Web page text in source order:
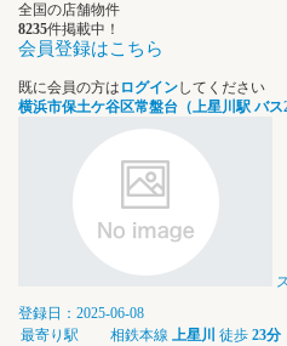
全国の店舗物件
8235件掲載中！
会員登録はこちら
既に会員の方は ログインしてください
横浜市保土ケ谷区常盤台（上星川駅 バ
登録日：2025-06-08
最寄り駅
相鉄本線 上星川 徒歩 23分